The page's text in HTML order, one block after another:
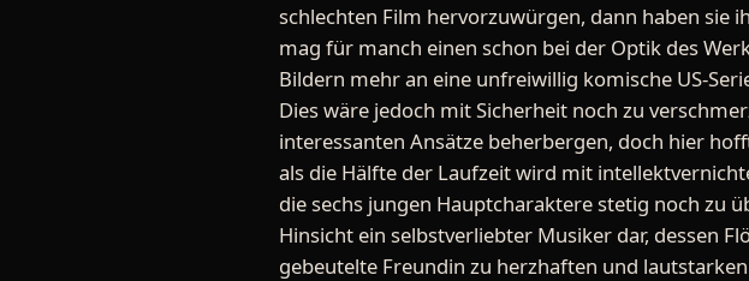
schlechten Film hervorzuwürgen, dann haben sie
mag für manch einen schon bei der Optik des
Bildern mehr an eine unfreiwillig komische US-
Dies wäre jedoch mit Sicherheit noch zu
interessanten Ansätze beherbergen, doch hier
als die Hälfte der Laufzeit wird mit
die sechs jungen Hauptcharaktere stetig noch zu
Hinsicht ein selbstverliebter Musiker dar, dessen
gebeutelte Freundin zu herzhaften und